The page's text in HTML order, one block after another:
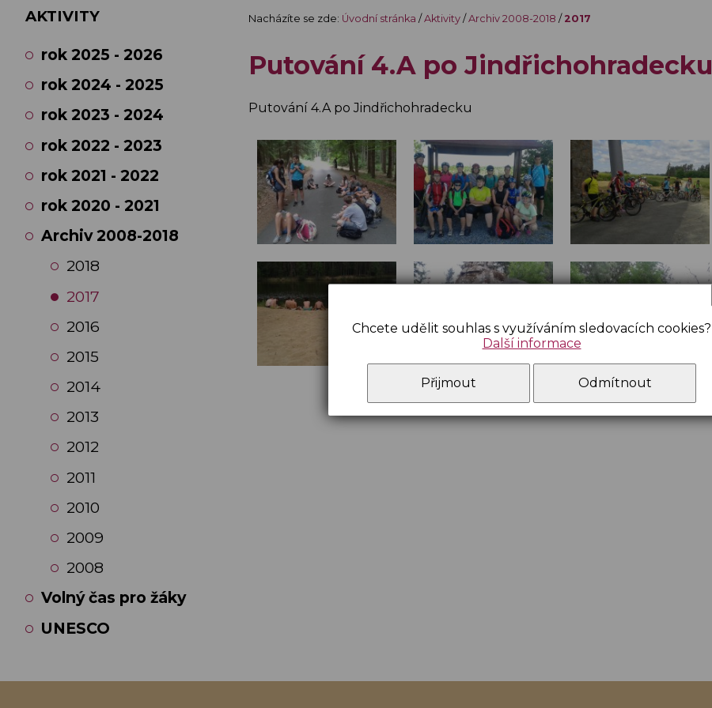
Nacházíte se zde: Úvodní stránka /Aktivity/Archiv 2008-2018 / 2017
Putování 4.A po Jindřichohradecku
Putování 4.A po Jindřichohradecku
AKTIVITY
rok 2025 - 2026
rok 2024 - 2025
rok 2023 - 2024
rok 2022 - 2023
rok 2021 - 2022
rok 2020 - 2021
Archiv 2008-2018
2018
2017
2016
2015
2014
2013
2012
2011
2010
2009
2008
Volný čas pro žáky
UNESCO
Chcete udělit souhlas s využíváním sledovacích cookies?
Další informace
Přijmout Odmítnout